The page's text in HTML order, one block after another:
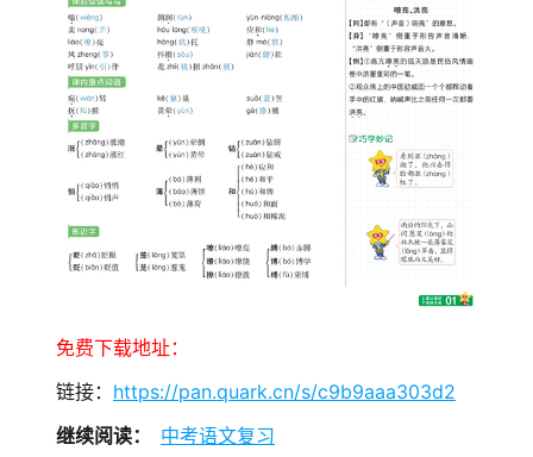
免费下载地址：
链接： https://pan.quark.cn/s/c9b9aaa303d2
继续阅读：
中考语文复习